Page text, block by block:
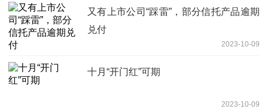
又有上市公司“踩雷”，部分信托产品逾期
兑付
2023-10-09
十月“开门红”可期
2023-10-09